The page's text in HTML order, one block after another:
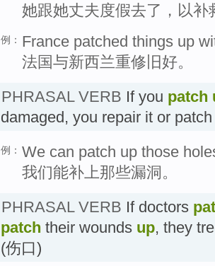
她跟她丈夫度假去了，以补
例： France patched things up
法国与新西兰重修旧好。
PHRASAL VERB If you patch
damaged, you repair it or
例： We can patch up those
我们能补上那些漏洞。
PHRASAL VERB If doctors
patch their wounds up, they
(伤口)